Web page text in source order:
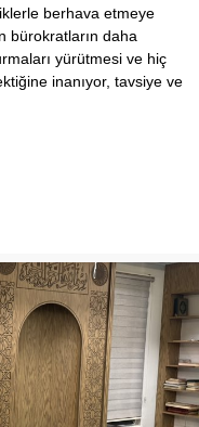
berhava etmeye
bürokratların daha
yürütmesi ve hiç
inanıyor, tavsiye ve